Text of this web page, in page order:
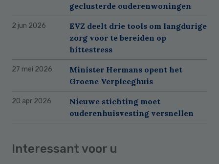
geclusterde ouderenwoningen
2 jun 2026
EVZ deelt drie tools om langdurige
zorg voor te bereiden op
hittestress
27 mei 2026
Minister Hermans opent het
Groene Verpleeghuis
20 apr 2026
Nieuwe stichting moet
ouderenhuisvesting versnellen
Interessant voor u